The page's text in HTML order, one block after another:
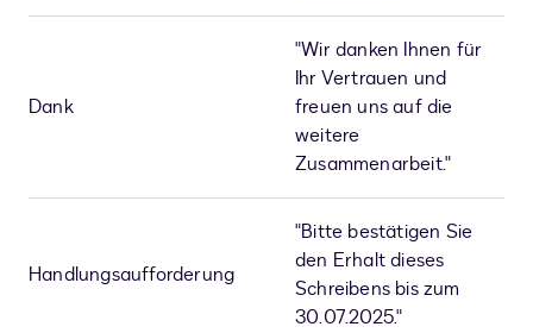
Dank
"Wir danken Ihnen für
Ihr Vertrauen und
freuen uns auf die
weitere
Zusammenarbeit."
Handlungsaufforderung
"Bitte bestätigen Sie
den Erhalt dieses
Schreibens bis zum
30.07.2025."